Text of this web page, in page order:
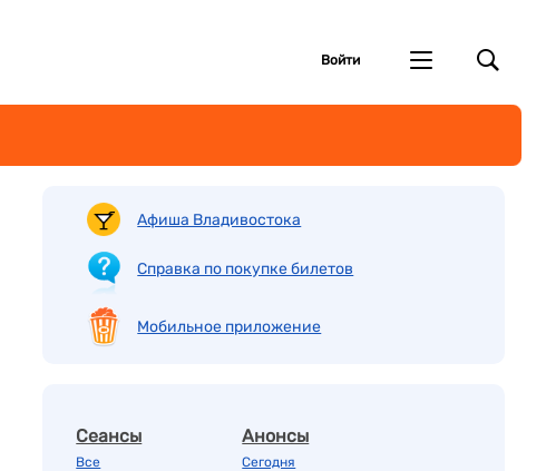
Войти
Афиша Владивостока
Справка по покупке билетов
Мобильное приложение
Сеансы
Все
Анонсы
Сегодня